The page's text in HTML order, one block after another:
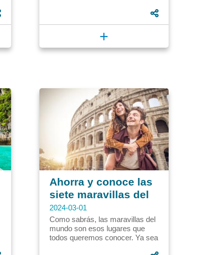
algunos tips para que puedas...
+
Ahorra y conoce las
siete maravillas del
mundo modernas.
2024-03-01
Como sabrás, las maravillas del
mundo son esos lugares que
todos queremos conocer. Ya sea